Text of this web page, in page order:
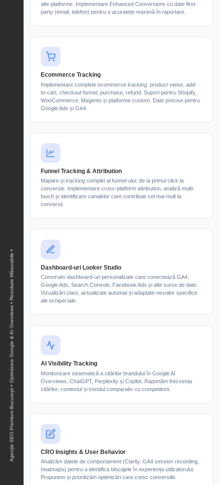
Agenție SEO Premium București • Optimizare Google & AI Overviews • Rezultate Măsurabile •
alte platforme. Implementare Enhanced Conversions cu date first-
party (email, telefon) pentru o acuratețe maximă în raportare.
Ecommerce Tracking
Implementare complete ecommerce tracking: product views, add-
to-cart, checkout funnel, purchase, refund. Suport pentru Shopify,
WooCommerce, Magento și platforme custom. Date precise pentru
Google Ads și GA4.
Funnel Tracking & Attribution
Mapare și tracking complet al funnel-ului: de la primul click la
conversie. Implementare cross-platform attribution, analiză multi-
touch și identificare canalelor care contribuie cel mai mult la
conversii.
Dashboard-uri Looker Studio
Construim dashboard-uri personalizate care conectează GA4,
Google Ads, Search Console, Facebook Ads și alte surse de date.
Vizualizări clare, actualizate automat și adaptate nevoilor specifice
ale echipei tale.
AI Visibility Tracking
Monitorizare sistematică a citărilor brandului în Google AI
Overviews, ChatGPT, Perplexity și Copilot. Raportăm frecvența
citărilor, contextul și trendul comparativ cu competitorii.
CRO Insights & User Behavior
Analizăm datele de comportament (Clarity, GA4 session recording,
heatmaps) pentru a identifica blocajele în experiența utilizatorului.
Propunem și prioritizăm optimizări care cresc conversiile.